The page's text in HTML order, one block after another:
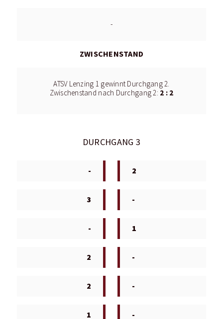
-
ZWISCHENSTAND
ATSV Lenzing 1 gewinnt Durchgang 2.
Zwischenstand nach Durchgang 2: 2 : 2
DURCHGANG 3
- 2
3 -
- 1
2 -
2 -
1 -